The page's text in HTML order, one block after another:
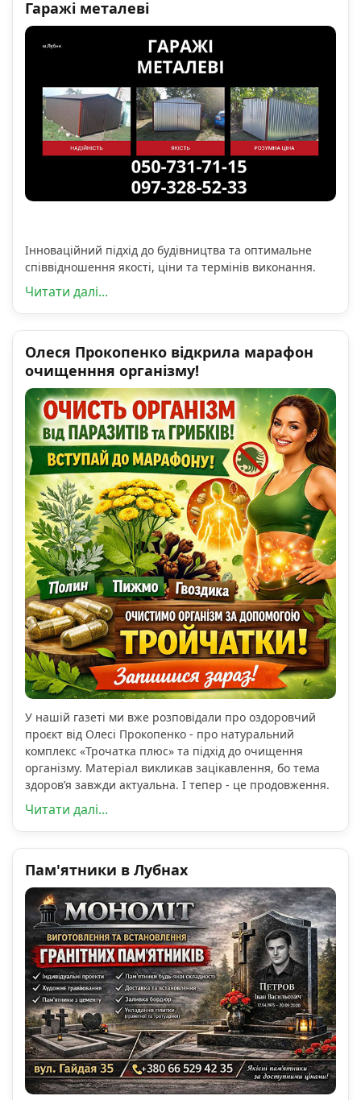
Гаражі металеві
Інноваційний підхід до будівництва та оптимальне
співвідношення якості, ціни та термінів виконання.
Читати далі...
Олеся Прокопенко відкрила марафон
очищенння організму!
У нашій газеті ми вже розповідали про оздоровчий
проєкт від Олесі Прокопенко - про натуральний
комплекс «Трочатка плюс» та підхід до очищення
організму. Матеріал викликав зацікавлення, бо тема
здоров’я завжди актуальна. І тепер - це продовження.
Читати далі...
Пам'ятники в Лубнах